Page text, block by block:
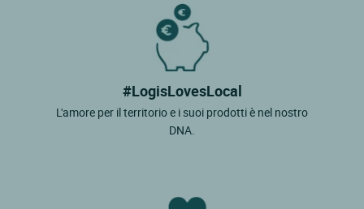
#LogisLovesLocal
L'amore per il territorio e i suoi prodotti è nel nostro
DNA.